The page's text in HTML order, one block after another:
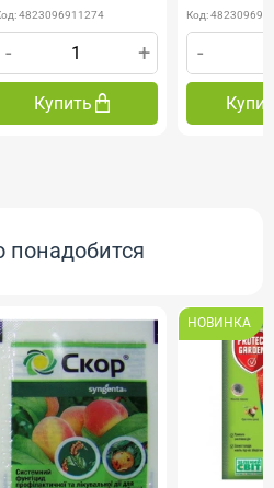
4823096911274
- +
Купить
Код:
-
понадобится
НОВИНКА